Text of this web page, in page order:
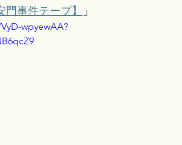
事件テープ】 」
wpyewAA?